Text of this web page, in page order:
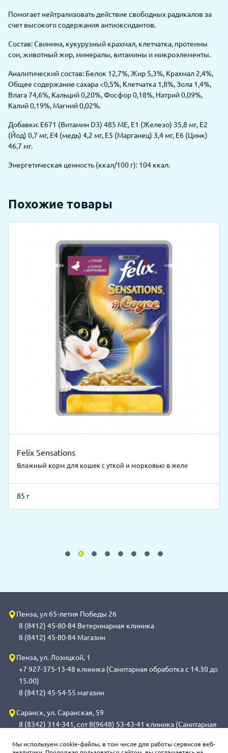
Мы используем cookie-файлы, в том числе для работы сервисов веб-
Помогает нейтрализовать действие свободных радикалов за
счет высокого содержания антиоксидантов.
Состав: Свинина, кукурузный крахмал, клетчатка, протеины
сои, животный жир, минералы, витамины и микроэлементы.
Аналитический состав: Белок 12,7%, Жир 5,3%, Крахмал 2,4%,
Общее содержание сахара <0,5%, Клетчатка 1,8%, Зола 1,4%,
Влага 74,6%, Кальций 0,20%, Фосфор 0,18%, Натрий 0,09%,
Калий 0,19%, Магний 0,02%.
Добавки: E671 (Витамин D3) 485 МЕ, E1 (Железо) 35,8 мг, E2
(Йод) 0,7 мг, E4 (медь) 4,2 мг, E5 (Марганец) 3,4 мг, E6 (Цинк)
46,7 мг.
Энергетическая ценность (ккал/100 г): 104 ккал.
Похожие товары
желе
Мнямс Чувствительное Пищеварение
Влажный корм для кошек с ягненком
Пенза, ул 65-летия Победы 26
8 (8412) 45-80-84 Ветеринарная клиника
8 (8412) 45-80-84 Магазин
Пенза, ул. Лозицкой, 1
+7 927-375-13-48 клиника (Санитарная обработка с 14.30 до
15.00)
8 (8412) 45-54-55 магазин
Саранск, ул. Саранская, 59
8 (8342) 314-341, сот 8(9648) 53-43-41 клиника (Санитарная
8 (8342) 272-275 магазин